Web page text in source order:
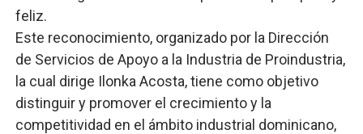
feliz.
Este reconocimiento, organizado por la Dirección
de Servicios de Apoyo a la Industria de Proindustria,
la cual dirige Ilonka Acosta, tiene como objetivo
distinguir y promover el crecimiento y la
competitividad en el ámbito industrial dominicano,